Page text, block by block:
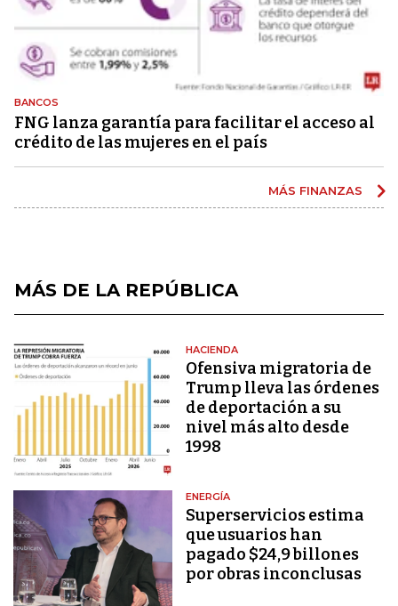
BANCOS
FNG lanza garantía para facilitar el acceso al
crédito de las mujeres en el país
MÁS FINANZAS
MÁS DE LA REPÚBLICA
HACIENDA
Ofensiva migratoria de
Trump lleva las órdenes
de deportación a su
nivel más alto desde
1998
ENERGÍA
Superservicios estima
que usuarios han
pagado $24,9 billones
por obras inconclusas